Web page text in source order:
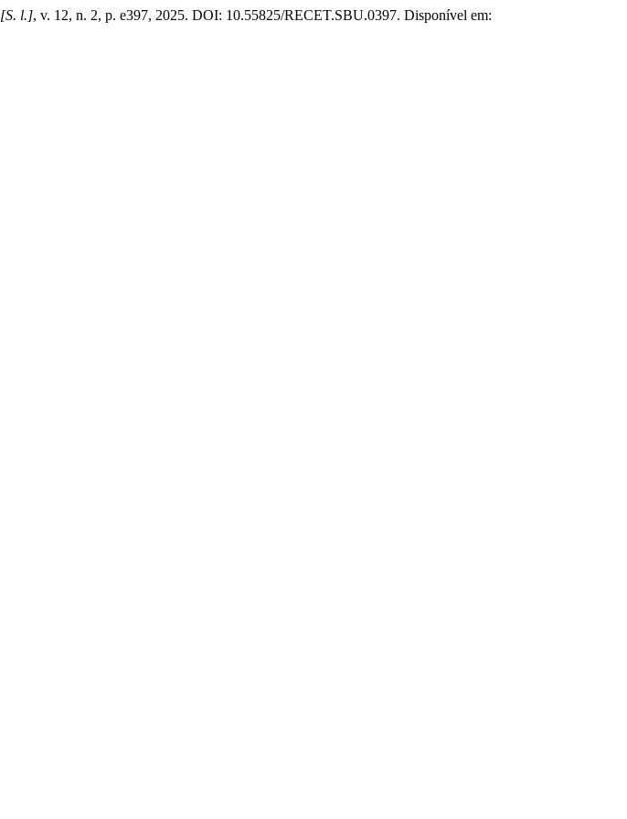
[S. l.], v. 12, n. 2, p. e397, 2025. DOI: 10.55825/RECET.SBU.0397. Disponível em: